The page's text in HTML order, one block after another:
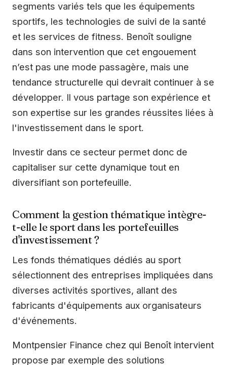
segments variés tels que les équipements
sportifs, les technologies de suivi de la santé
et les services de fitness. Benoît souligne
dans son intervention que cet engouement
n’est pas une mode passagère, mais une
tendance structurelle qui devrait continuer à se
développer. Il vous partage son expérience et
son expertise sur les grandes réussites liées à
l'investissement dans le sport.
Investir dans ce secteur permet donc de
capitaliser sur cette dynamique tout en
diversifiant son portefeuille.
Comment la gestion thématique intègre-
t-elle le sport dans les portefeuilles
d'investissement ?
Les fonds thématiques dédiés au sport
sélectionnent des entreprises impliquées dans
diverses activités sportives, allant des
fabricants d'équipements aux organisateurs
d'événements.
Montpensier Finance chez qui Benoît intervient
propose par exemple des solutions